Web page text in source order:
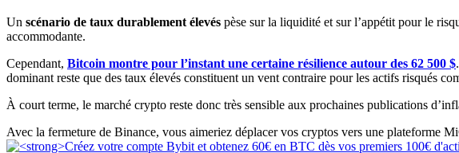
Un scénario de taux durablement élevés pèse sur la liquidité et sur l’appétit pour le
accommodante.
Cependant, Bitcoin montre pour l’instant une certaine résilience autour des 62 500 $
dominant reste que des taux élevés constituent un vent contraire pour les actifs risqués
À court terme, le marché crypto reste donc très sensible aux prochaines publications
Avec la fermeture de Binance, vous aimeriez déplacer vos cryptos vers une plateforme